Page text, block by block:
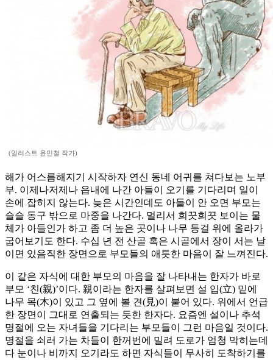
(일러스트 윤민철 작가)
해가 어스름해지기 시작하자 연신 동네 어귀를 쳐다보는 노부
부. 이제나저제나 읍내에 나간 아들이 오기를 기다리며 일이
손에 잡히지 않는다. 늦은 시간인데도 아들이 안 오면 부모는
슬슬 동구 밖으로 마중을 나간다. 멀리서 희끗희끗 보이는 물
체가 아들인가 하고 좀 더 높은 곳이나 나무 등걸 위에 올라가
굽어보기도 한다. 수십 년 전 산골 혹은 시골에서 장이 서는 날
이면 있음직한 장면으로 부모들의 애틋한 마음이 잘 느껴진다.
이 같은 자식에 대한 부모의 마음을 잘 나타내는 한자가 바로
부모 ‘친(親)’이다. 親이라는 한자를 살펴보면 설 입(立) 밑에
나무 목(木)이 있고 그 옆에 볼 견(見)이 붙어 있다. 위에서 언급
한 장면이 그대로 연출되는 듯한 한자다. 요즘엔 설이나 추석
명절에 오는 자녀들을 기다리는 부모들이 그런 마음일 것이다.
명절을 쇠러 가는 차들이 한꺼번에 밀려 도로가 엄청 막히는데
다 눈이나 비까지 오기라도 하면 자식들이 무사히 도착하기를